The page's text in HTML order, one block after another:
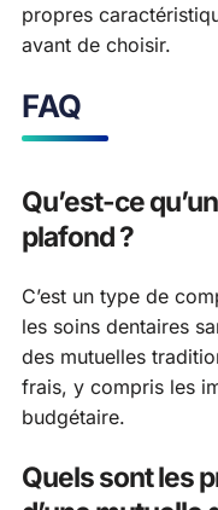
propres
avant de choisir.
FAQ
Qu’est-ce
plafond ?
C’est un type de
les soins dentaires
des mutuelles
frais, y compris les
budgétaire.
Quels sont les